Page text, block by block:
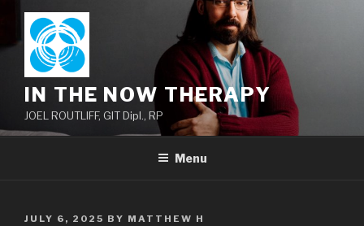
content
IN THE NOW THERAPY
JOEL ROUTLIFF, GIT Dipl., RP
Menu
POSTED
JULY 6, 2025 BY MATTHEW H